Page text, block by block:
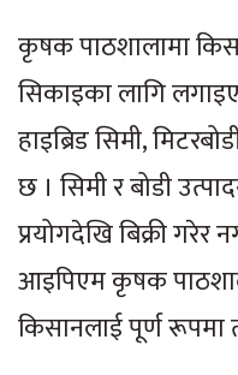
कृषक पाठशालामा
सिकाइका लागि
हाइब्रिड सिमी,
छ । सिमी र बोडी
प्रयोगदेखि बिक्री गरेर
आइपिएम कृषक
किसानलाई पूर्ण रूपमा